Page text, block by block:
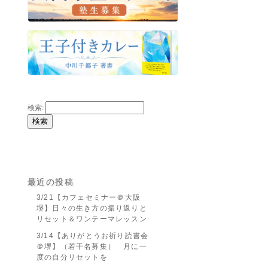
検索:
最近の投稿
3/21【カフェセミナー＠大阪
堺】日々の生き方の振り返りと
リセット＆ワンテーマレッスン
3/14【ありがとうお祈り読書会
＠堺】（若干名募集） 月に一
度の自分リセットを